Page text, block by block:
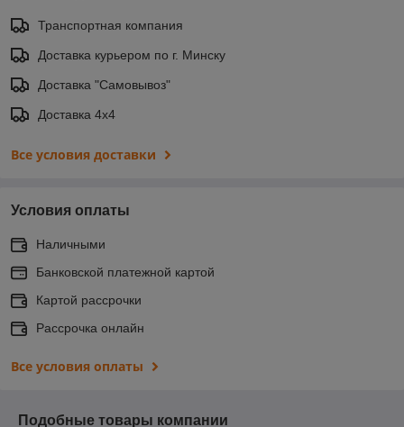
Транспортная компания
Доставка курьером по г. Минску
Доставка "Самовывоз"
Доставка 4х4
Все условия доставки
Условия оплаты
Наличными
Банковской платежной картой
Картой рассрочки
Рассрочка онлайн
Все условия оплаты
Подобные товары компании